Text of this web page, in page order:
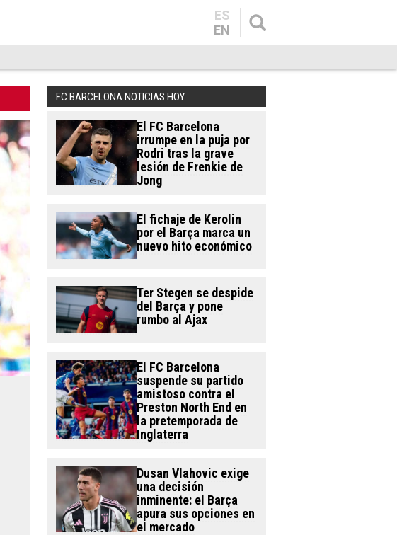
ES
EN
FC BARCELONA NOTICIAS HOY
El FC Barcelona
irrumpe en la puja por
Rodri tras la grave
lesión de Frenkie de
Jong
El fichaje de Kerolin
por el Barça marca un
nuevo hito económico
Ter Stegen se despide
del Barça y pone
rumbo al Ajax
El FC Barcelona
suspende su partido
amistoso contra el
Preston North End en
la pretemporada de
Inglaterra
Dusan Vlahovic exige
una decisión
inminente: el Barça
apura sus opciones en
el mercado